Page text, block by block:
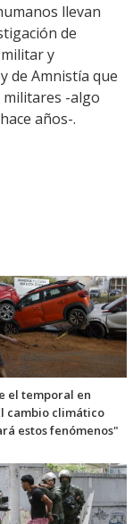
llevan
de
y
de Amnistía que
militares -algo
años-.
el temporal en
cambio climático
estos fenómenos"